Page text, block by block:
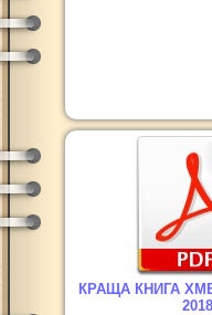
КРАЩА КНИГА
2018